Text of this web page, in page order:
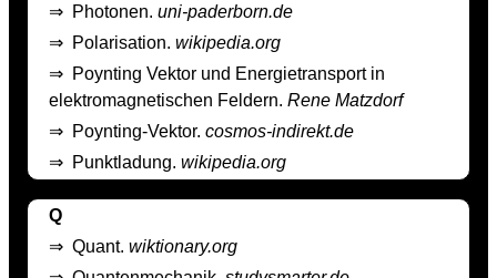
⇒ Photonen. uni-paderborn.de
⇒ Polarisation. wikipedia.org
⇒ Poynting Vektor und Energietransport in
elektromagnetischen Feldern. Rene Matzdorf
⇒ Poynting-Vektor. cosmos-indirekt.de
⇒ Punktladung. wikipedia.org
Q
⇒ Quant. wiktionary.org